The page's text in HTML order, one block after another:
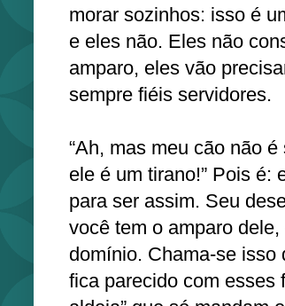
morar sozinhos: isso é
e eles não. Eles não
amparo, eles vão
sempre fiéis servidores.
“Ah, mas meu cão não
ele é um tirano!” Pois é:
para ser assim. Seu
você tem o amparo
domínio. Chama-se isso
fica parecido com esses